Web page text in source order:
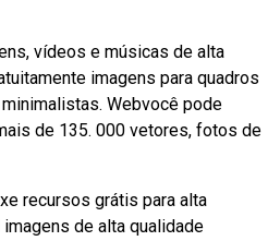
vídeos e músicas de alta
imagens para quadros
Webvocê pode
de 135. 000 vetores, fotos de
recursos grátis para alta
de alta qualidade